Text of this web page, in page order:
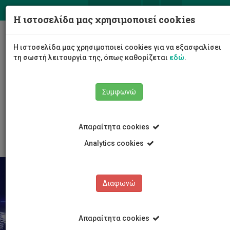
Σχολή Μηχανικής και Τεχνολογίας
Τμήμα Μηχανολόγων Μηχανικών και Επιστήμης και
Προγράμματα σπουδών
Προπτυχιακές σπουδές
Η ιστοσελίδα μας χρησιμοποιεί cookies
Η ιστοσελίδα μας χρησιμοποιεί cookies για να εξασφαλίσει
τη σωστή λειτουργία της, όπως καθορίζεται εδώ.
Συμφωνώ
Απαραίτητα cookies
Analytics cookies
Διαφωνώ
Απαραίτητα cookies